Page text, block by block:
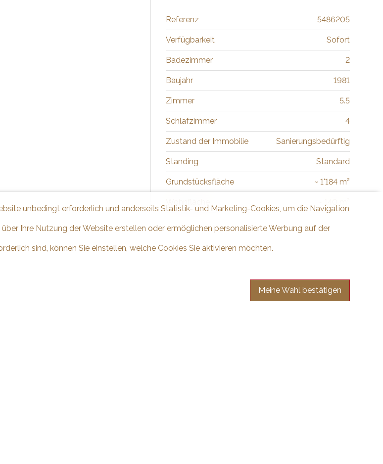
Referenz 5486205
Verfügbarkeit Sofort
Badezimmer 2
Baujahr 1981
Zimmer 5.5
Schlafzimmer 4
Zustand der Immobilie Sanierungsbedürftig
Standing Standard
Grundstücksfläche ~ 1'184 m²
unbedingt erforderlich und anderseits Statistik- und Marketing-Cookies, um die Navigation
Ihre Nutzung der Website erstellen oder ermöglichen personalisierte Werbung auf der
sind, können Sie einstellen, welche Cookies Sie aktivieren möchten.
Meine Wahl bestätigen